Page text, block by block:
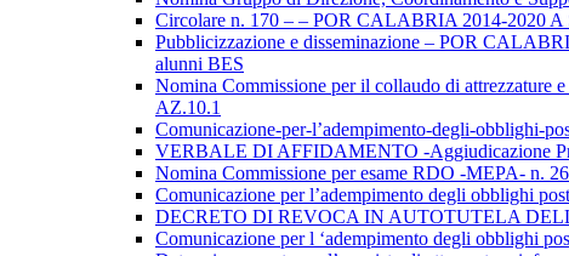
Circolare n. 170 – – POR CALABRIA 2014-2020
Pubblicizzazione e disseminazione – POR
alunni BES
Nomina Commissione per il collaudo di
AZ.10.1
Comunicazione-per-l’adempimento-degli-
VERBALE DI AFFIDAMENTO -Aggiudicazione
Nomina Commissione per esame RDO -MEPA- n.
Comunicazione per l’adempimento degli obblighi
DECRETO DI REVOCA IN AUTOTUTELA
Comunicazione per l ‘adempimento degli obblighi